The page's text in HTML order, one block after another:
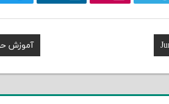
Next
Post:
آموزش